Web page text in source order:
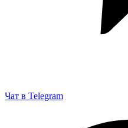
Чат в Telegram